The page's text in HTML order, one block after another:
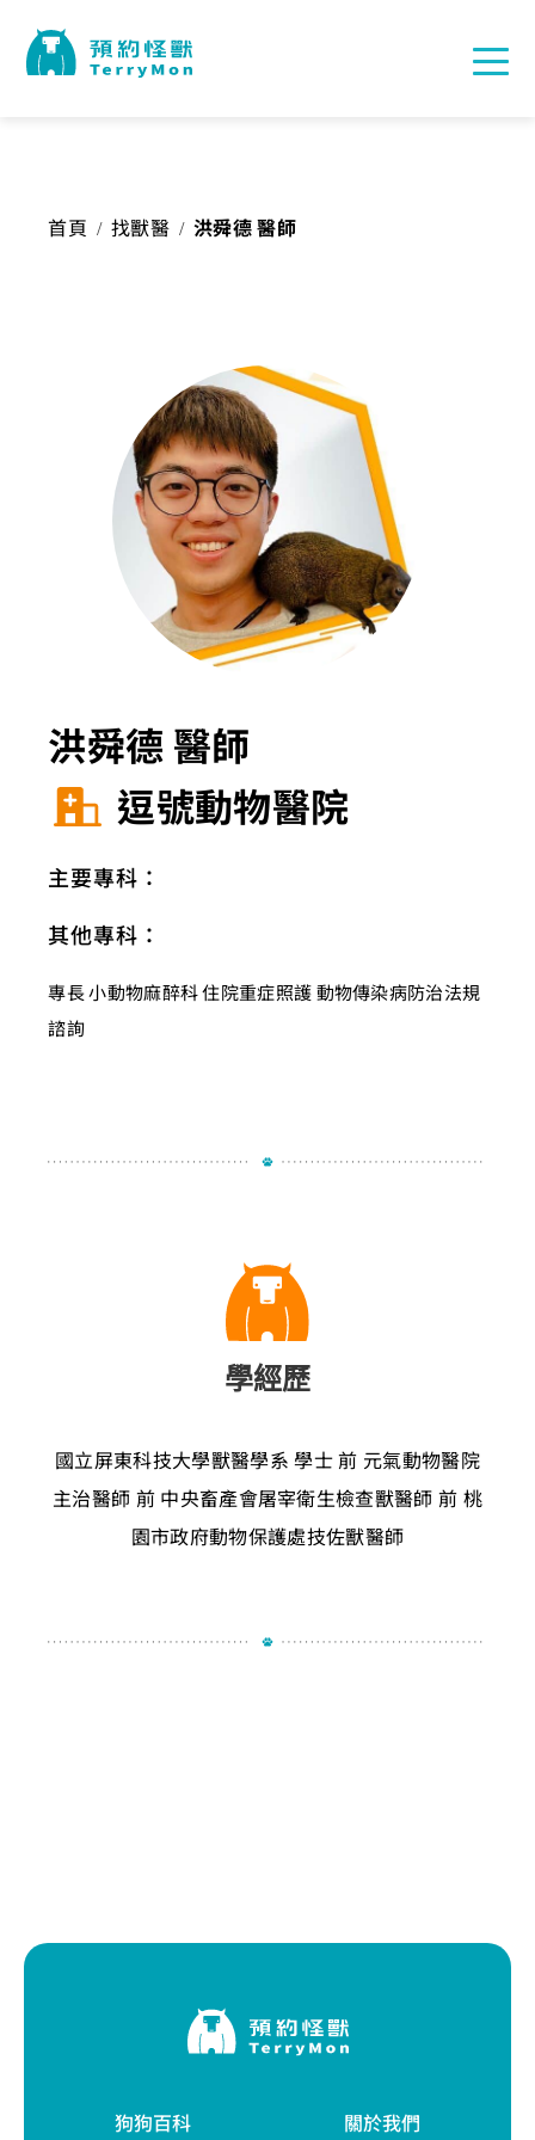
首頁 / 找獸醫 / 洪舜德 醫師
洪舜德 醫師
逗號動物醫院
主要專科：
其他專科：
專長 小動物麻醉科 住院重症照護 動物傳染病防治法規
諮詢
學經歷
國立屏東科技大學獸醫學系 學士前 元氣動物醫院
主治醫師 前 中央畜產會屠宰衛生檢查獸醫師 前 桃
園市政府動物保護處技佐獸醫師
狗狗百科 關於我們